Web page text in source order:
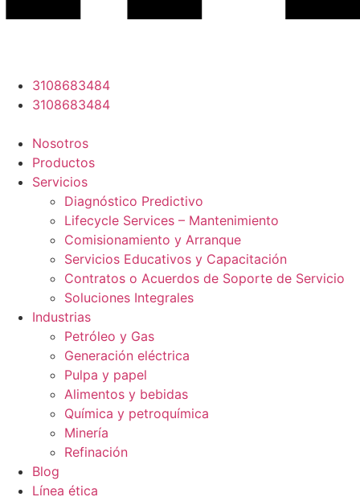
3108683484
3108683484
Nosotros
Productos
Servicios
Diagnóstico Predictivo
Lifecycle Services – Mantenimiento
Comisionamiento y Arranque
Servicios Educativos y Capacitación
Contratos o Acuerdos de Soporte de Servicio
Soluciones Integrales
Industrias
Petróleo y Gas
Generación eléctrica
Pulpa y papel
Alimentos y bebidas
Química y petroquímica
Minería
Refinación
Blog
Línea ética